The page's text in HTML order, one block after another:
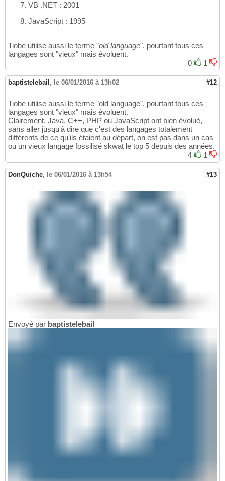
VB .NET : 2001
JavaScript : 1995
Tiobe utilise aussi le terme "old language", pourtant tous ces
langages sont "vieux" mais évoluent.
0
1
baptistelebail , le 06/01/2016 à 13h02 #12
Tiobe utilise aussi le terme "old language", pourtant tous ces
langages sont "vieux" mais évoluent.
Clairement. Java, C++, PHP ou JavaScript ont bien évolué,
sans aller jusqu'à dire que c'est des langages totalement
différents de ce qu'ils étaient au départ, on est pas dans un cas
ou un vieux langage fossilisé skwat le top 5 depuis des années.
4
1
DonQuiche, le 06/01/2016 à 13h54 #13
Envoyé par baptistelebail